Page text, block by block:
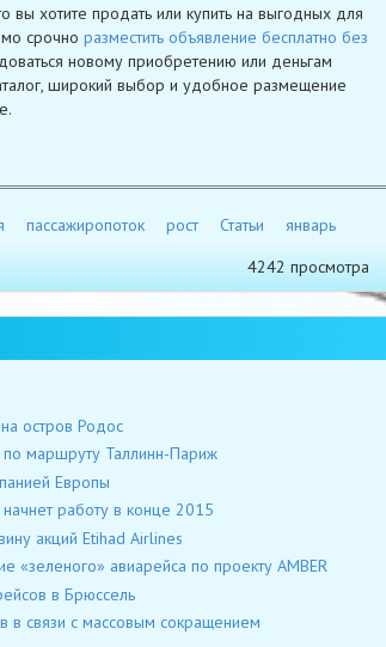
вы хотите продать или купить на выгодных для
срочно разместить объявление бесплатно без
новому приобретению или деньгам
широкий выбор и удобное размещение
пассажиропоток рост Статьи
январь
4242 просмотра
остров Родос
по маршруту Таллинн-Париж
Европы
работу в конце 2015
акций Etihad Airlines
«зеленого» авиарейса по проекту AMBER
в Брюссель
связи с массовым сокращением